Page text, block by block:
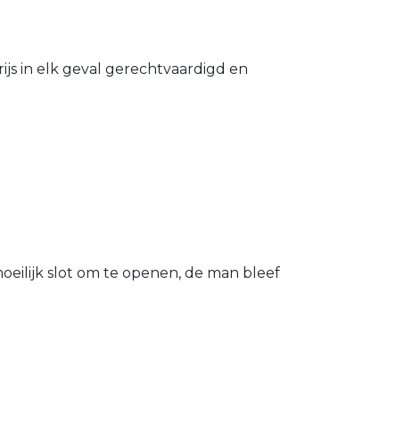
in elk geval gerechtvaardigd en
slot om te openen, de man bleef